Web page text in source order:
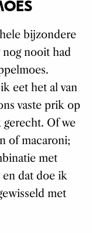
bijzondere
nooit had
eet het al van
vaste prik op
Of we
of macaroni;
met
en dat doe ik
met